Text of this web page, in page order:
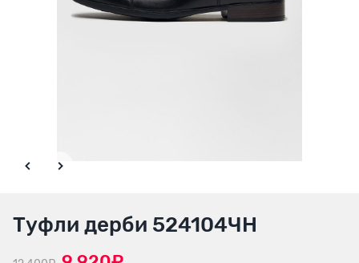
Туфли дерби 524104ЧН